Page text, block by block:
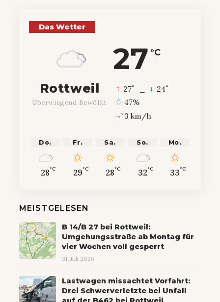
Das Wetter
27 °C
Rottweil
Überwiegend Bewölkt
27° 24°
47%
3 km/h
Do.
28°C
Fr.
29°C
Sa.
28°C
So.
32°C
Mo.
33°C
MEISTGELESEN
B 14/B 27 bei Rottweil:
Umgehungsstraße ab Montag für
vier Wochen voll gesperrt
31. Juli 2026
Lastwagen missachtet Vorfahrt:
Drei Schwerverletzte bei Unfall